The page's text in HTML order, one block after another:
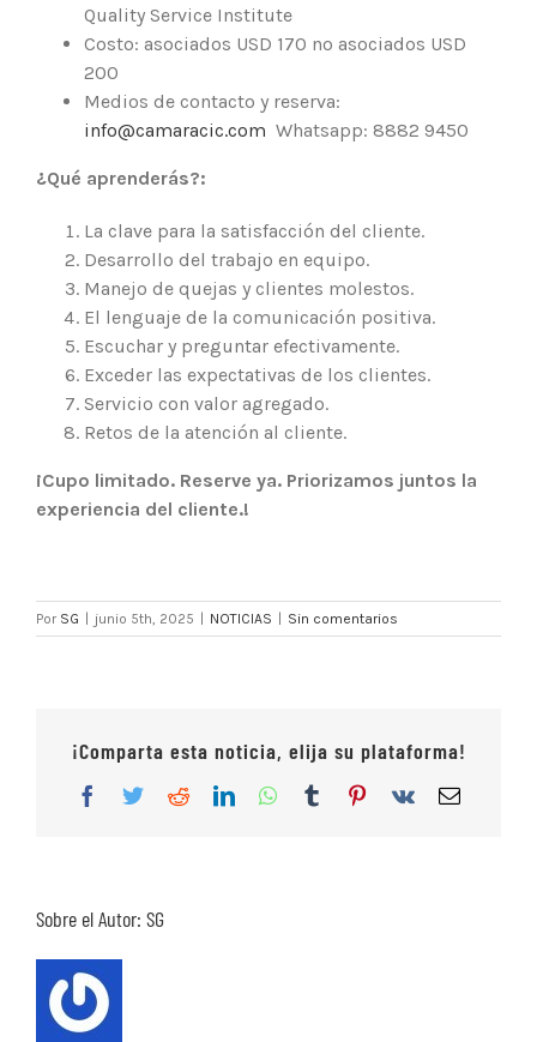
Quality Service Institute
Costo: asociados USD 170 no asociados USD
200
Medios de contacto y reserva:
info@camaracic.com Whatsapp: 8882 9450
¿Qué aprenderás?:
La clave para la satisfacción del cliente.
Desarrollo del trabajo en equipo.
Manejo de quejas y clientes molestos.
El lenguaje de la comunicación positiva.
Escuchar y preguntar efectivamente.
Exceder las expectativas de los clientes.
Servicio con valor agregado.
Retos de la atención al cliente.
¡Cupo limitado. Reserve ya. Priorizamos juntos la
experiencia del cliente.!
Por SG junio 5th, 2025 NOTICIAS Sin comentarios
¡Comparta esta noticia, elija su plataforma!
Facebook
TwitterRedditLinkedInWhatsApp
TumblrPinterest
Vk
Correo
Sobre el Autor: SG